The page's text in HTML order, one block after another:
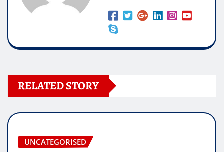
RELATED STORY
UNCATEGORISED